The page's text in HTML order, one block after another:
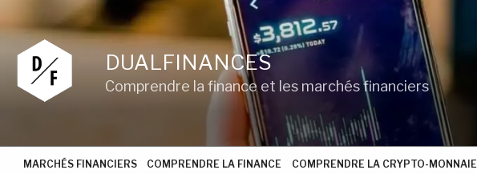
contenu
principal
DUALFINANCES
Comprendre la finance et les marchés financiers
MARCHÉS FINANCIERS COMPRENDRE LA FINANCE COMPRENDRE LA CRYPTO-MONNAIE